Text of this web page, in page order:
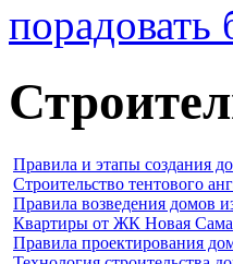
порадовать
Правила и этапы создания
Строительство тентового
Правила возведения домов
Квартиры от ЖК Новая
Правила проектирования